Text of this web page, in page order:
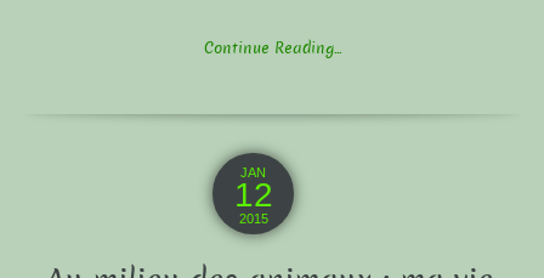
Continue Reading...
JAN
12
2015